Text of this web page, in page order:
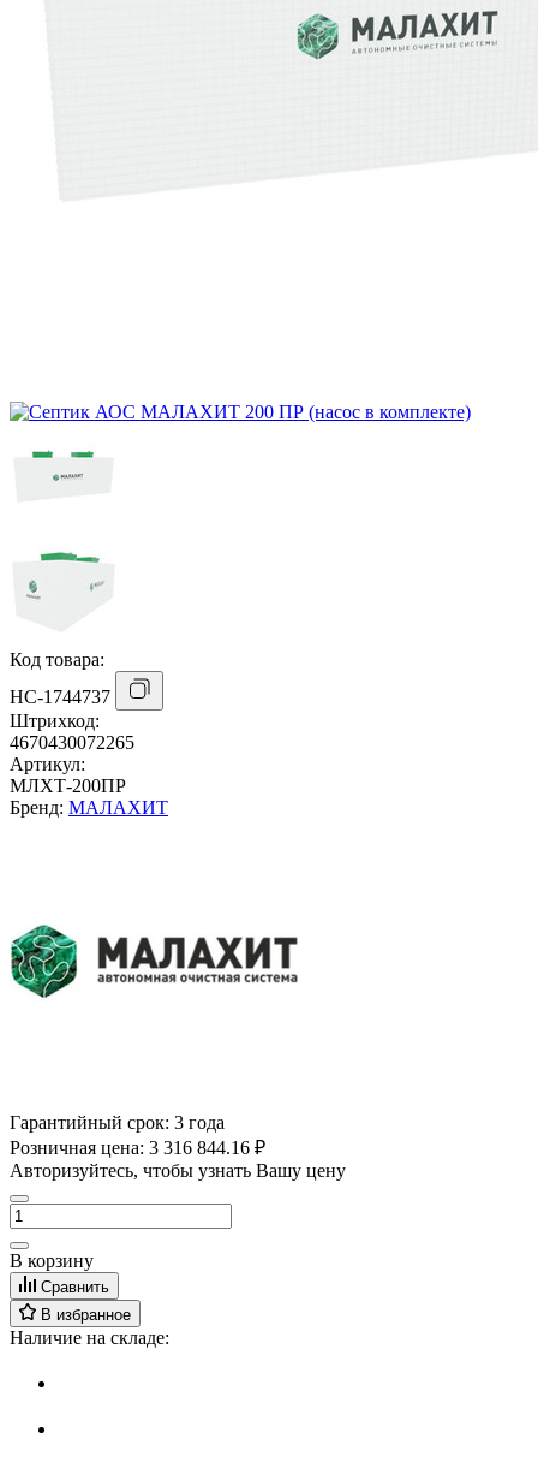
Код товара:
НС-1744737
Штрихкод:
4670430072265
Артикул:
МЛХТ-200ПР
Бренд: МАЛАХИТ
Гарантийный срок: 3 года
Розничная цена: 3 316 844.16 ₽
Авторизуйтесь, чтобы узнать Вашу цену
В корзину
Сравнить
В избранное
Наличие на складе: